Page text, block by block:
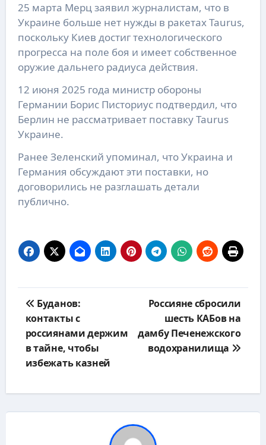
25 марта Мерц заявил журналистам, что в
Украине больше нет нужды в ракетах Taurus,
поскольку Киев достиг технологического
прогресса на поле боя и имеет собственное
оружие дальнего радиуса действия.
12 июня 2025 года министр обороны
Германии Борис Писториус подтвердил, что
Берлин не рассматривает поставку Taurus
Украине.
Ранее Зеленский упоминал, что Украина и
Германия обсуждают эти поставки, но
договорились не разглашать детали
публично.
по
записям
Буданов:
контакты с
россиянами держим
в тайне, чтобы
избежать казней
Россияне сбросили
шесть КАБов на
дамбу Печенежского
водохранилища